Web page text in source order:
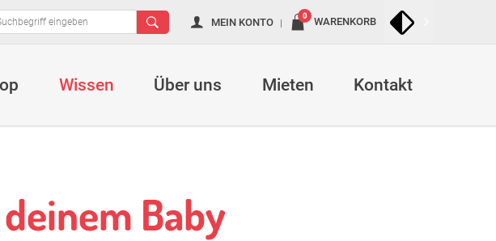
überspringenMEIN KONTO WARENKORB
0
Wissen
Abnehmen in der Stillzeit
Über uns
Partner
Mieten Kontakt
Baby